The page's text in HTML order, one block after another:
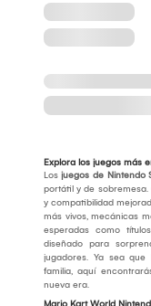
Explora los juegos más
Los juegos de Nintendo
portátil y de
y compatibilidad
más vivos, mecánicas
esperadas como
diseñado para
jugadores. Ya sea
familia, aquí
nueva era.